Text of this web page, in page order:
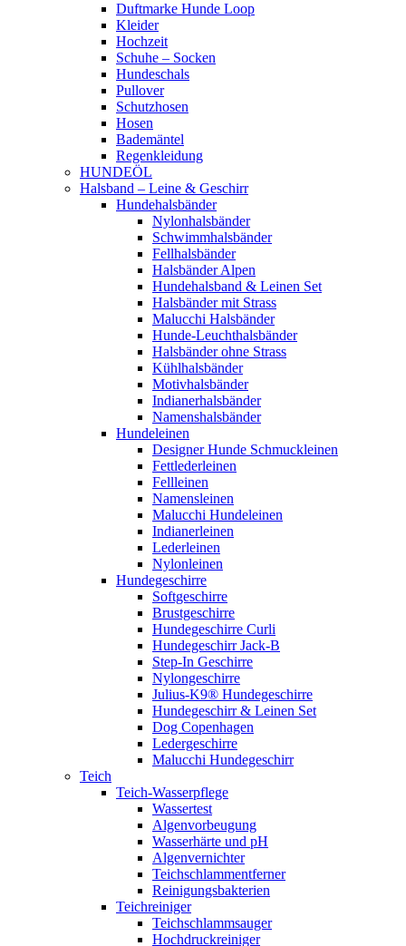
Duftmarke Hunde Loop
Kleider
Hochzeit
Schuhe – Socken
Hundeschals
Pullover
Schutzhosen
Hosen
Bademäntel
Regenkleidung
HUNDEÖL
Halsband – Leine & Geschirr
Hundehalsbänder
Nylonhalsbänder
Schwimmhalsbänder
Fellhalsbänder
Halsbänder Alpen
Hundehalsband & Leinen Set
Halsbänder mit Strass
Malucchi Halsbänder
Hunde-Leuchthalsbänder
Halsbänder ohne Strass
Kühlhalsbänder
Motivhalsbänder
Indianerhalsbänder
Namenshalsbänder
Hundeleinen
Designer Hunde Schmuckleinen
Fettlederleinen
Fellleinen
Namensleinen
Malucchi Hundeleinen
Indianerleinen
Lederleinen
Nylonleinen
Hundegeschirre
Softgeschirre
Brustgeschirre
Hundegeschirre Curli
Hundegeschirr Jack-B
Step-In Geschirre
Nylongeschirre
Julius-K9® Hundegeschirre
Hundegeschirr & Leinen Set
Dog Copenhagen
Ledergeschirre
Malucchi Hundegeschirr
Teich
Teich-Wasserpflege
Wassertest
Algenvorbeugung
Wasserhärte und pH
Algenvernichter
Teichschlammentferner
Reinigungsbakterien
Teichreiniger
Teichschlammsauger
Hochdruckreiniger